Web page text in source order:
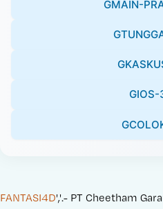
GMAIN-
FANTASI4D','.- PT Cheetham